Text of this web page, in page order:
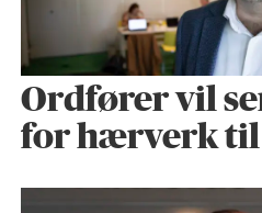
Ordfører vil
for hærverk til